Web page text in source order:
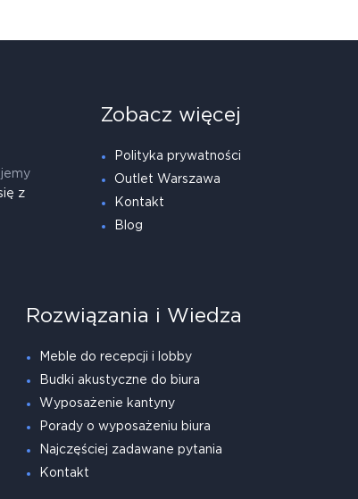
z
Zobacz więcej
Polityka prywatności
Outlet Warszawa
Kontakt
Blog
Rozwiązania i Wiedza
Meble do recepcji i lobby
Budki akustyczne do biura
Wyposażenie kantyny
Porady o wyposażeniu biura
Najczęściej zadawane pytania
Kontakt